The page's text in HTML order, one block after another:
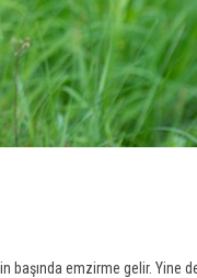
başında emzirme gelir. Yine